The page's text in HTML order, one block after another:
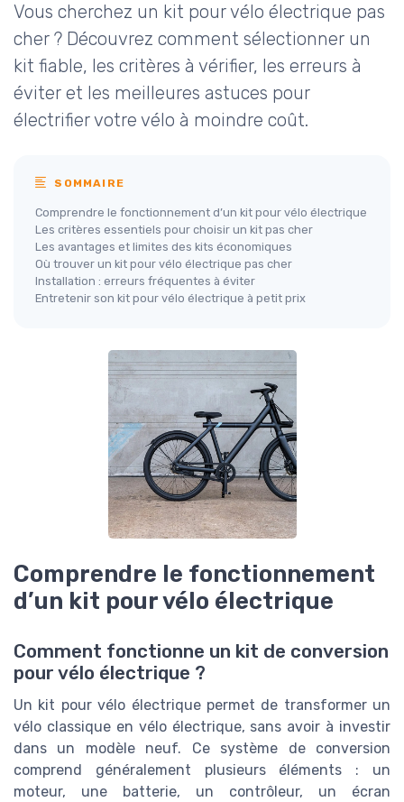
Vous cherchez un kit pour vélo électrique pas
cher ? Découvrez comment sélectionner un
kit fiable, les critères à vérifier, les erreurs à
éviter et les meilleures astuces pour
électrifier votre vélo à moindre coût.
SOMMAIRE
Comprendre le fonctionnement d’un kit pour vélo électrique
Les critères essentiels pour choisir un kit pas cher
Les avantages et limites des kits économiques
Où trouver un kit pour vélo électrique pas cher
Installation : erreurs fréquentes à éviter
Entretenir son kit pour vélo électrique à petit prix
Comprendre le fonctionnement
d’un kit pour vélo électrique
Comment fonctionne un kit de conversion
pour vélo électrique ?
Un kit pour vélo électrique permet de transformer un
vélo classique en vélo électrique, sans avoir à investir
dans un modèle neuf. Ce système de conversion
comprend généralement plusieurs éléments : un
moteur, une batterie, un contrôleur, un écran